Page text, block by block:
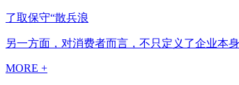
了取保守“散兵浪
另一方面，对消费者而言，不只定义了企业本
MORE +